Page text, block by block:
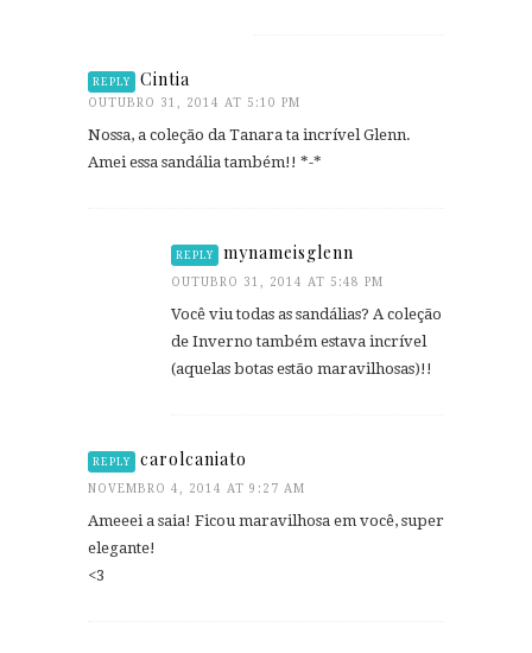
REPLY Cintia
OUTUBRO 31, 2014 AT 5:10 PM
Nossa, a coleção da Tanara ta incrível Glenn.
Amei essa sandália também!! *-*
REPLY mynameisglenn
OUTUBRO 31, 2014 AT 5:48 PM
Você viu todas as sandálias? A coleção
de Inverno também estava incrível
(aquelas botas estão maravilhosas)!!
REPLY carolcaniato
NOVEMBRO 4, 2014 AT 9:27 AM
Ameeei a saia! Ficou maravilhosa em você, super
elegante!
<3